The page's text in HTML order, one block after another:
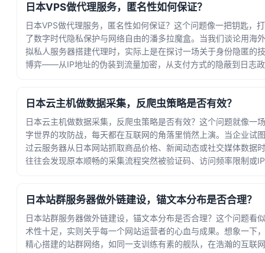
日本VPS做代理服务，匿名性如何保证？
日本VPS做代理服务，匿名性如何保证？这个问题像一把钥匙，
了数字时代隐私保护与网络自由的潘多拉魔盒。当我们谈论用海
拟私人服务器搭建代理时，实际上是在探讨一场关于身份隐匿的
博弈——从IP地址的伪装到流量加密，从支付方式的隐蔽到日志
日本云主机做数据采集，反爬虫策略是否有效？
日本云主机做数据采集，反爬虫策略是否有效？这个问题就像一
字世界的攻防战，每天都在互联网的角落里悄然上演。当企业试
过云服务器从日本网站抓取商品价格、新闻动态或社交媒体数据
往往会发现原本顺畅的采集流程突然被验证码、访问频率限制或
日本站群服务器做外链建设，锚文本分布是否合理？
日本站群服务器做外链建设，锚文本分布是否合理？这个问题看
术性十足，实则关乎每一个网站运营者的心血与成果。想象一下
精心搭建的站群网络，如同一支训练有素的舰队，在浩瀚的互联